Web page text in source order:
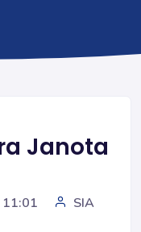
Janota
SIA